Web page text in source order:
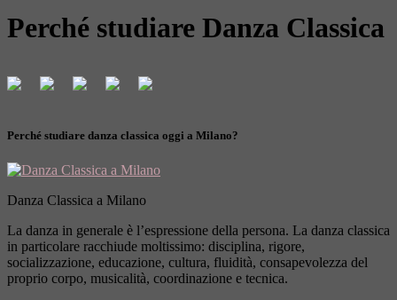
Perché studiare Danza Classica
Perché studiare danza classica oggi a Milano?
Danza Classica a Milano
La danza in generale è l’espressione della persona. La danza classica
in particolare racchiude moltissimo: disciplina, rigore,
socializzazione, educazione, cultura, fluidità, consapevolezza del
proprio corpo, musicalità, coordinazione e tecnica.